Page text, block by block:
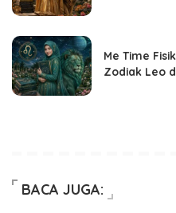
Me Time
Zodiak Leo
BACA JUGA: